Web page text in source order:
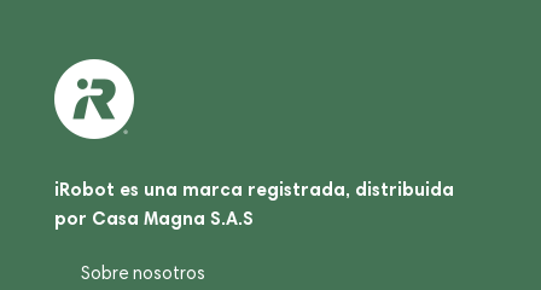
iRobot es una marca registrada, distribuida
por Casa Magna S.A.S
Sobre nosotros